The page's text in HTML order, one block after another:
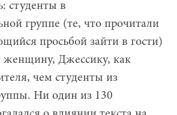
студенты в
группе (те, что прочитали
просьбой зайти в гости)
Джессику, как
чем студенты из
Ни один из 130